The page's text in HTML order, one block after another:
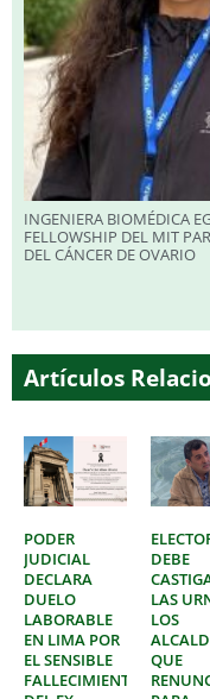
INGENIERA BIOMÉDICA
FELLOWSHIP DEL MIT
DEL CÁNCER DE OVARIO
Artículos
PODER
JUDICIAL
DECLARA
DUELO
LABORABLE
EN LIMA POR
EL SENSIBLE
FALLECIMIENTO
DEBE
LAS
LOS
QUE